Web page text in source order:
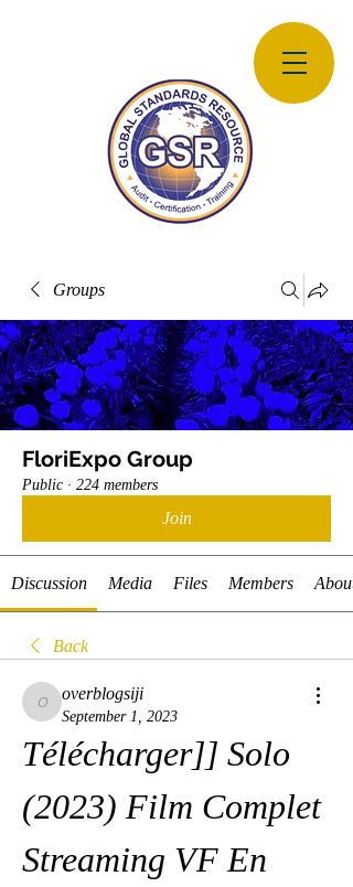
Groups
FloriExpo Group
Public · 224 members
Join
Discussion Media Files Members About
Back
overblogsiji
overblogsiji
September 1, 2023
Télécharger]] Solo
(2023) Film Complet
Streaming VF En